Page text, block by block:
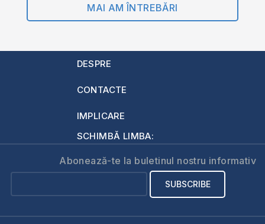
MAI AM ÎNTREBĂRI
DESPRE
CONTACTE
IMPLICARE
SCHIMBĂ LIMBA:
Abonează-te la buletinul nostru informativ